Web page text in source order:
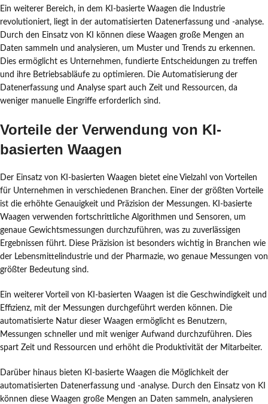
Ein weiterer Bereich, in dem KI-basierte Waagen die Industrie
revolutioniert, liegt in der automatisierten Datenerfassung und -analyse.
Durch den Einsatz von KI können diese Waagen große Mengen an
Daten sammeln und analysieren, um Muster und Trends zu erkennen.
Dies ermöglicht es Unternehmen, fundierte Entscheidungen zu treffen
und ihre Betriebsabläufe zu optimieren. Die Automatisierung der
Datenerfassung und Analyse spart auch Zeit und Ressourcen, da
weniger manuelle Eingriffe erforderlich sind.
Vorteile der Verwendung von KI-
basierten Waagen
Der Einsatz von KI-basierten Waagen bietet eine Vielzahl von Vorteilen
für Unternehmen in verschiedenen Branchen. Einer der größten Vorteile
ist die erhöhte Genauigkeit und Präzision der Messungen. KI-basierte
Waagen verwenden fortschrittliche Algorithmen und Sensoren, um
genaue Gewichtsmessungen durchzuführen, was zu zuverlässigen
Ergebnissen führt. Diese Präzision ist besonders wichtig in Branchen wie
der Lebensmittelindustrie und der Pharmazie, wo genaue Messungen von
größter Bedeutung sind.
Ein weiterer Vorteil von KI-basierten Waagen ist die Geschwindigkeit und
Effizienz, mit der Messungen durchgeführt werden können. Die
automatisierte Natur dieser Waagen ermöglicht es Benutzern,
Messungen schneller und mit weniger Aufwand durchzuführen. Dies
spart Zeit und Ressourcen und erhöht die Produktivität der Mitarbeiter.
Darüber hinaus bieten KI-basierte Waagen die Möglichkeit der
automatisierten Datenerfassung und -analyse. Durch den Einsatz von KI
können diese Waagen große Mengen an Daten sammeln, analysieren